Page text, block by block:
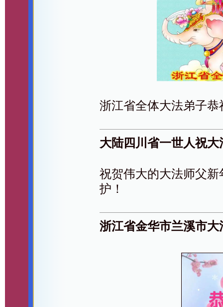
浙江省全体大法弟子
大陆四川省一世人祝
祝贺伟大的大法师父
护！
浙江省金华市兰溪市